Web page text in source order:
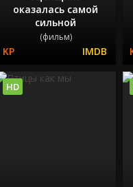
оказалась самой
сильной
(фильм)
HD